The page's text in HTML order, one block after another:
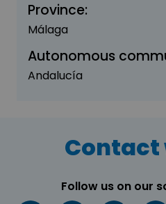
Province:
Málaga
Autonomous
Andalucía
Contact
Follow us on our